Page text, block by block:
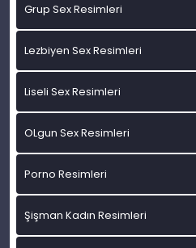
Grup Sex Resimleri
Lezbiyen Sex Resimleri
Liseli Sex Resimleri
OLgun Sex Resimleri
Porno Resimleri
Şişman Kadın Resimleri